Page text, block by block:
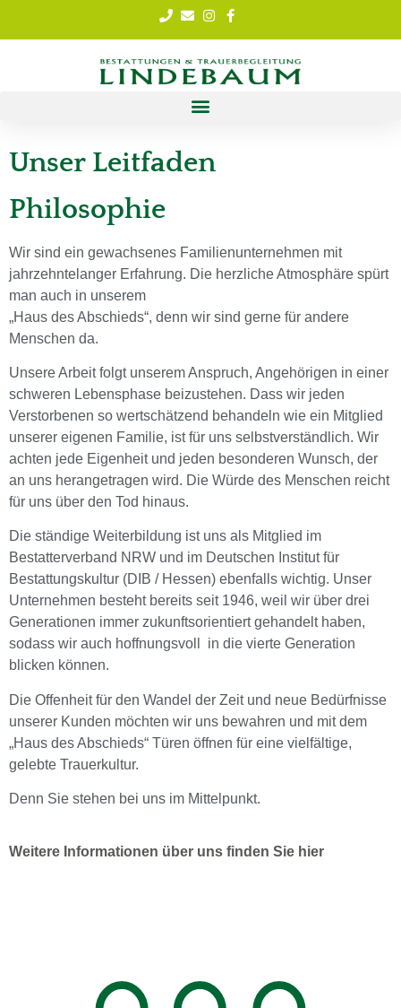
Unser Leitfaden
Philosophie
Wir sind ein gewachsenes Familienunternehmen mit
jahrzehntelanger Erfahrung. Die herzliche Atmosphäre spürt
man auch in unserem
„Haus des Abschieds“, denn wir sind gerne für andere
Menschen da.
Unsere Arbeit folgt unserem Anspruch, Angehörigen in einer
schweren Lebensphase beizustehen. Dass wir jeden
Verstorbenen so wertschätzend behandeln wie ein Mitglied
unserer eigenen Familie, ist für uns selbstverständlich. Wir
achten jede Eigenheit und jeden besonderen Wunsch, der
an uns herangetragen wird. Die Würde des Menschen reicht
für uns über den Tod hinaus.
Die ständige Weiterbildung ist uns als Mitglied im
Bestatterverband NRW und im Deutschen Institut für
Bestattungskultur (DIB / Hessen) ebenfalls wichtig. Unser
Unternehmen besteht bereits seit 1946, weil wir über drei
Generationen immer zukunftsorientiert gehandelt haben,
sodass wir auch hoffnungsvoll in die vierte Generation
blicken können.
Die Offenheit für den Wandel der Zeit und neue Bedürfnisse
unserer Kunden möchten wir uns bewahren und mit dem
„Haus des Abschieds“ Türen öffnen für eine vielfältige,
gelebte Trauerkultur.
Denn Sie stehen bei uns im Mittelpunkt.
Weitere Informationen über uns finden Sie hier